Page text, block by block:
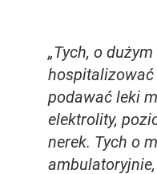
„Tych, o
podawać leki
elektrolity,
nerek. Tych o